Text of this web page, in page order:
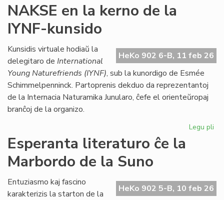
NAKSE en la kerno de la
IYNF-kunsido
HeKo 902 6-B, 11 feb 26
Kunsidis virtuale hodiaŭ la
delegitaro de International
Young Naturefriends (IYNF), sub la kunordigo de Esmée
Schimmelpenninck. Partoprenis dekduo da reprezentantoj
de la Internacia Naturamika Junularo, ĉefe el orienteŭropaj
branĉoj de la organizo.
Legu pli
de
Esperanta literaturo ĉe la
Marbordo de la Suno
HeKo 902 5-B, 10 feb 26
Entuziasmo kaj fascino
karakterizis la starton de la